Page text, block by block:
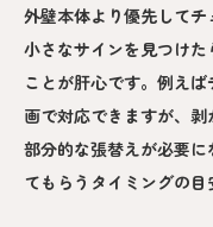
外壁本体より優先してチ
小さなサインを見つけ
ことが肝心です。例え
画で対応できますが、
部分的な張替えが必要
てもらうタイミングの目